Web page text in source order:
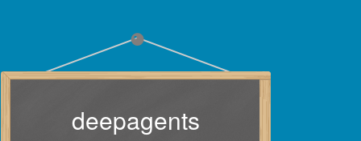
deepagents